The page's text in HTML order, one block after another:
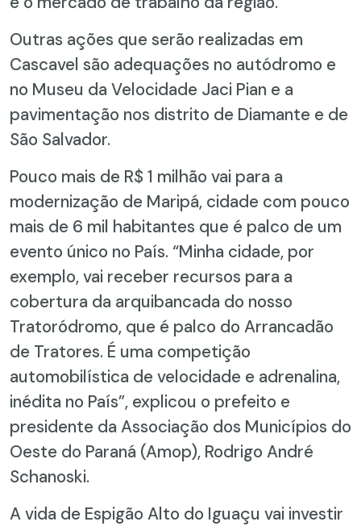
Outras ações que serão realizadas em
Cascavel são adequações no autódromo e
no Museu da Velocidade Jaci Pian e a
pavimentação nos distrito de Diamante e de
São Salvador.
Pouco mais de R$ 1 milhão vai para a
modernização de Maripá, cidade com pouco
mais de 6 mil habitantes que é palco de um
evento único no País. “Minha cidade, por
exemplo, vai receber recursos para a
cobertura da arquibancada do nosso
Tratoródromo, que é palco do Arrancadão
de Tratores. É uma competição
automobilística de velocidade e adrenalina,
inédita no País”, explicou o prefeito e
presidente da Associação dos Municípios do
Oeste do Paraná (Amop), Rodrigo André
Schanoski.
A vida de Espigão Alto do Iguaçu vai investir